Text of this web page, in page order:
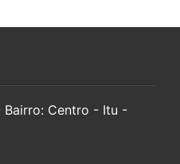
Bairro: Centro - Itu -